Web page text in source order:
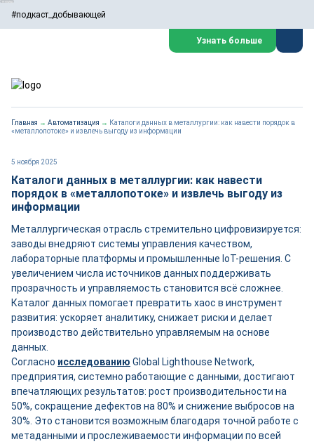
#подкаст_добывающей
Узнать больше
Главная → Автоматизация → Каталоги данных в металлургии: как навести порядок в
«металлопотоке» и извлечь выгоду из информации
5 ноября 2025
Каталоги данных в металлургии: как навести
порядок в «металлопотоке» и извлечь выгоду из
информации
Металлургическая отрасль стремительно цифровизируется:
заводы внедряют системы управления качеством,
лабораторные платформы и промышленные IoT-решения. С
увеличением числа источников данных поддерживать
прозрачность и управляемость становится всё сложнее.
Каталог данных помогает превратить хаос в инструмент
развития: ускоряет аналитику, снижает риски и делает
производство действительно управляемым на основе
данных.
Согласно исследованию Global Lighthouse Network,
предприятия, системно работающие с данными, достигают
впечатляющих результатов: рост производительности на
50%, сокращение дефектов на 80% и снижение выбросов на
30%. Это становится возможным благодаря точной работе с
метаданными и прослеживаемости информации по всей